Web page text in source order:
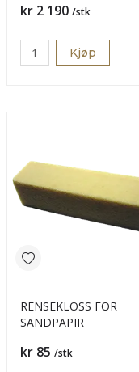
Pris
kr 2 190 /stk
Kjøp
RENSEKLOSS FOR
SANDPAPIR
Pris
kr 85 /stk